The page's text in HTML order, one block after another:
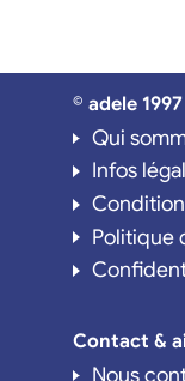
© adele
Qui
Infos
Politique
Contact &
Nous